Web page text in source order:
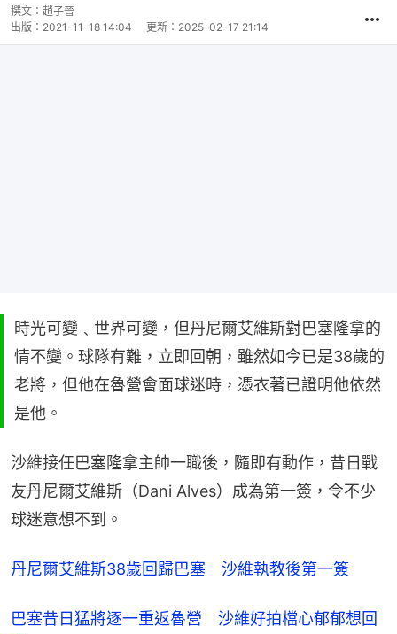
撰文： 趙子晉
出版： 2021-11-18 14:04 更新： 2025-02-17 21:14
時光可變﹑世界可變，但丹尼爾艾維斯對巴塞隆拿的
情不變。球隊有難，立即回朝，雖然如今已是38歲的
老將，但他在魯營會面球迷時，憑衣著已證明他依然
是他。
沙維接任巴塞隆拿主帥一職後，隨即有動作，昔日戰
友丹尼爾艾維斯（Dani Alves）成為第一簽，令不少
球迷意想不到。
丹尼爾艾維斯38歲回歸巴塞　沙維執教後第一簽
巴塞昔日猛將逐一重返魯營　沙維好拍檔心郁郁想回